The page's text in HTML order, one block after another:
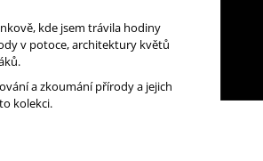
kde jsem trávila hodiny
v potoce, architektury květů
a zkoumání přírody a jejich
kolekci.